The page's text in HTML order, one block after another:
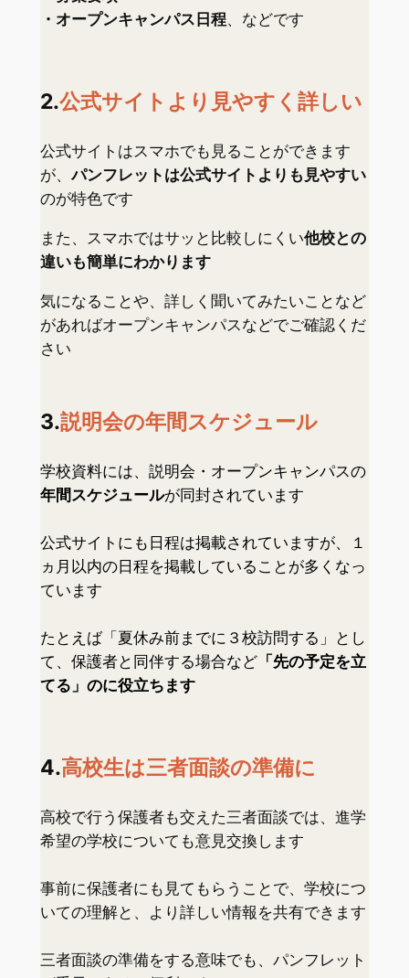
・オープンキャンパス日程、などです
2.公式サイトより見やすく詳しい
公式サイトはスマホでも見ることができます
が、パンフレットは公式サイトよりも見やすい
のが特色です
また、スマホではサッと比較しにくい他校との
違いも簡単にわかります
気になることや、詳しく聞いてみたいことなど
があればオープンキャンパスなどでご確認くだ
さい
3.説明会の年間スケジュール
学校資料には、説明会・オープンキャンパスの
年間スケジュールが同封されています
公式サイトにも日程は掲載されていますが、１
ヵ月以内の日程を掲載していることが多くなっ
ています
たとえば「夏休み前までに３校訪問する」とし
て、保護者と同伴する場合など「先の予定を立
てる」のに役立ちます
4.高校生は三者面談の準備に
高校で行う保護者も交えた三者面談では、進学
希望の学校についても意見交換します
事前に保護者にも見てもらうことで、学校につ
いての理解と、より詳しい情報を共有できます
三者面談の準備をする意味でも、パンフレット